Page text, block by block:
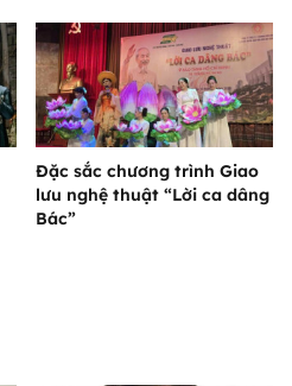
Đặc sắc chương trình Giao
lưu nghệ thuật “Lời ca dâng
Bác”